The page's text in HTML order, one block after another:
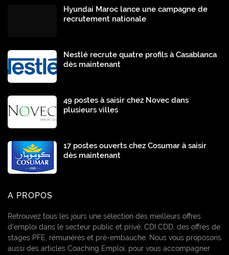
Hyundai Maroc lance une campagne de
recrutement nationale
Nestlé recrute quatre profils à Casablanca
dès maintenant
49 postes à saisir chez Novec dans
plusieurs villes
17 postes ouverts chez Cosumar à saisir
dès maintenant
A PROPOS
Retrouvez tous les jours une sélection des meilleurs offres
d’emploi dans le secteur public et privé, CDI CDD, des offres de
stages PFE, rémunérés et pré-embauche. Nous vous proposons
aussi des articles Coaching Emploi, pour vous accompagner